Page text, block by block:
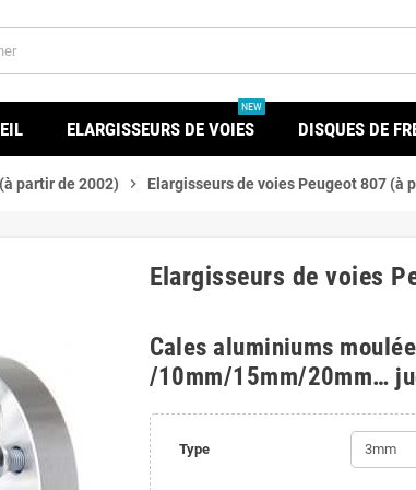
ELARGISSEURS DE VOIES
NEW
DISQUES DE
partir de 2002) chevron_right Elargisseurs de voies Peugeot 807 (à
Elargisseurs de voies
Cales aluminiums
/10mm/15mm/20mm…
Type